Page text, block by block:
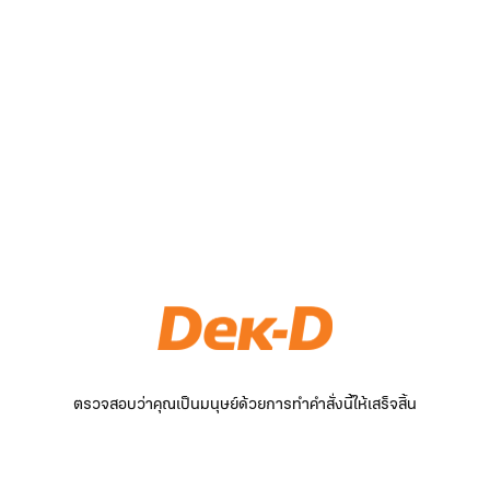
ตรวจสอบว่าคุณเป็นมนุษย์ด้วยการทำคำสั่งนี้ให้เสร็จสิ้น